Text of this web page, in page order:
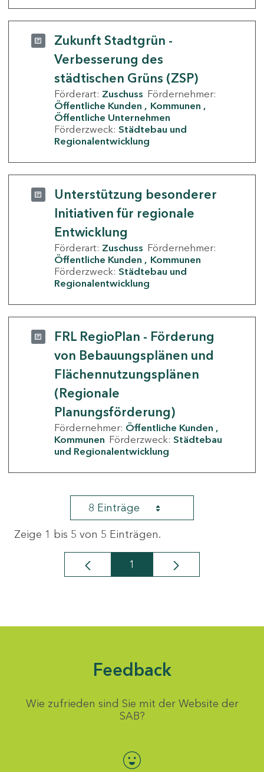
Zukunft Stadtgrün -
Verbesserung des
städtischen Grüns (ZSP)
Förderart: Zuschuss Fördernehmer:
Öffentliche Kunden
Kommunen
Öffentliche Unternehmen
Förderzweck: Städtebau und
Regionalentwicklung
Unterstützung besonderer
Initiativen für regionale
Entwicklung
Förderart: Zuschuss Fördernehmer:
Öffentliche Kunden
Kommunen
Förderzweck: Städtebau und
Regionalentwicklung
FRL RegioPlan - Förderung
von Bebauungsplänen und
Flächennutzungsplänen
(Regionale
Planungsförderung)
Fördernehmer: Öffentliche Kunden
Kommunen Förderzweck: Städtebau
und Regionalentwicklung
8 Einträge
Zeige 1 bis 5 von 5 Einträgen.
Seite
1
Feedback
Wie zufrieden sind Sie mit der Website der
SAB?
Bewertung auswählen